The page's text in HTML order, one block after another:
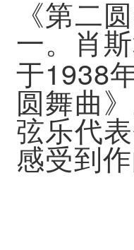
《第二
一。肖
于1938
圆舞曲
弦乐代
感受到